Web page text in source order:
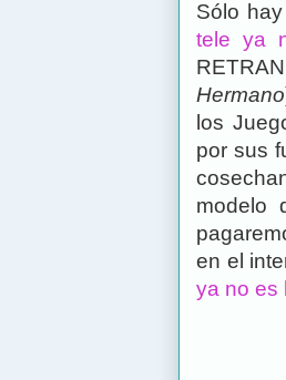
Sólo
tele ya
Hermano
los
por sus
modelo
en el
ya no es